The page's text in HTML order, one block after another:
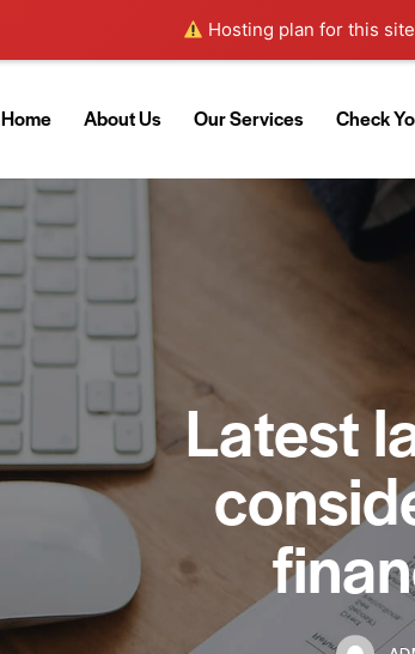
Hosting plan for this
Home About Us Our Services Check
Latest